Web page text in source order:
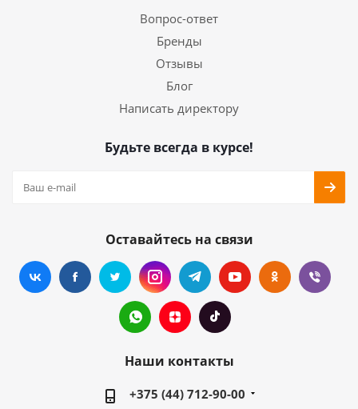
Вопрос-ответ
Бренды
Отзывы
Блог
Написать директору
Будьте всегда в курсе!
Оставайтесь на связи
Наши контакты
+375 (44) 712-90-00